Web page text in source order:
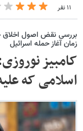
۱۱ نفر
بررسی نقض اصول اخلاق
زمان آغاز حمله اسرائیل
کامبیز
اسلامی که